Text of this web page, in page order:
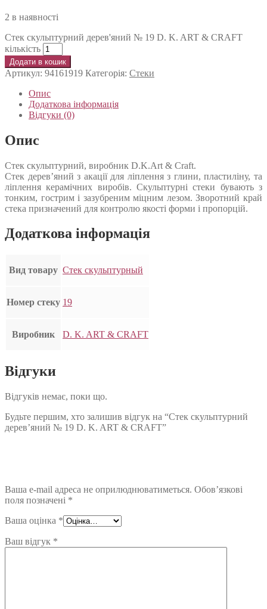
2 в наявності
Стек скульптурний дерев'яний № 19 D. K. ART & CRAFT
кількість
Додати в кошик
Артикул: 94161919 Категорія: Стеки
Опис
Додаткова інформація
Відгуки (0)
Опис
Стек скульптурний, виробник D.K.Art & Craft.
Стек дерев’яний з акації для ліплення з глини, пластиліну, та
ліплення керамічних виробів. Скульптурні стеки бувають з
тонким, гострим і зазубреним міцним лезом. Зворотний край
стека призначений для контролю якості форми і пропорцій.
Додаткова інформація
Вид товару Стек скульптурный
Номер стеку 19
Виробник D. K. ART & CRAFT
Відгуки
Відгуків немає, поки що.
Будьте першим, хто залишив відгук на “Стек скульптурний
дерев’яний № 19 D. K. ART & CRAFT”
Ваша e-mail адреса не оприлюднюватиметься. Обов’язкові
поля позначені *
Ваша оцінка *
Ваш відгук *